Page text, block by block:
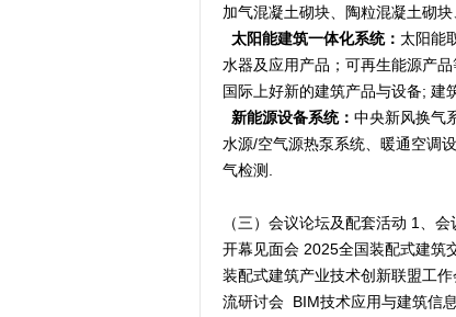
加气混凝土砌块、陶粒混凝土砌
太阳能建筑一体化系统： 太阳能
水器及应用产品；可再生能源产品
国际上好新的建筑产品与设备; 建
新能源设备系统： 中央新风换气
水源/空气源热泵系统、暖通空调
气检测.
（三）会议论坛及配套活动 1、
开幕见面会 2025全国装配式建筑
装配式建筑产业技术创新联盟工
流研讨会 BIM技术应用与建筑信